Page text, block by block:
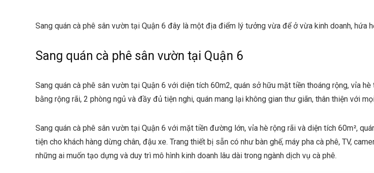
Sang quán cà phê sân vườn tại Quận 6 đây là một địa điểm lý tưởng vừa để ở vừa kinh doanh, hứa
Sang quán cà phê sân vườn tại Quận 6
Sang quán cà phê sân vườn tại Quận 6 với diện tích 60m2, quán sở hữu mặt tiền thoáng rộng, vỉa
bằng rộng rãi, 2 phòng ngủ và đầy đủ tiện nghi, quán mang lại không gian thư giãn, thân thiện với
Sang quán cà phê sân vườn tại Quận 6 với mặt tiền đường lớn, vỉa hè rộng rãi và diện tích 60m²,
tiện cho khách hàng dừng chân, đậu xe. Trang thiết bị sẵn có như bàn ghế, máy pha cà phê, TV,
những ai muốn tạo dựng và duy trì mô hình kinh doanh lâu dài trong ngành dịch vụ cà phê.